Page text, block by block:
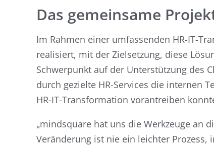
Das gemeinsame
Im Rahmen einer umfassenden HR-IT-
realisiert, mit der Zielsetzung, diese
Schwerpunkt auf der Unterstützung des
durch gezielte HR-Services die internen
HR-IT-Transformation vorantreiben
„mindsquare hat uns die Werkzeuge an
Veränderung ist nie ein leichter
0211 946 285 72-45
nadja.messer@activate-hr.de
Ihre Anfrage